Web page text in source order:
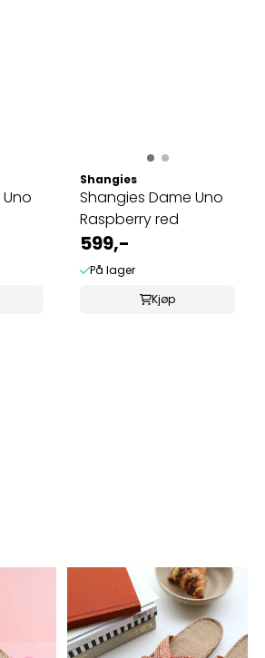
Shangies
Shangies Dame Uno
Raspberry red
599,-
På lager
Kjøp